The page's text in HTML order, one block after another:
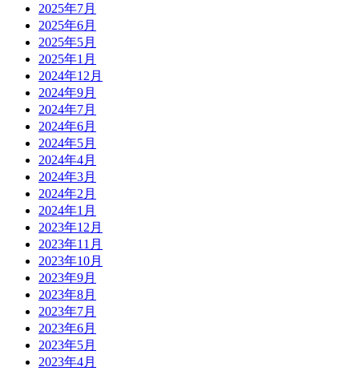
2025年7月
2025年6月
2025年5月
2025年1月
2024年12月
2024年9月
2024年7月
2024年6月
2024年5月
2024年4月
2024年3月
2024年2月
2024年1月
2023年12月
2023年11月
2023年10月
2023年9月
2023年8月
2023年7月
2023年6月
2023年5月
2023年4月